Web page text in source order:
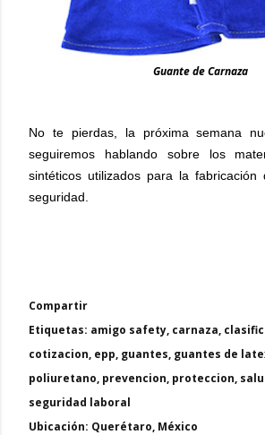
Guante de Carnaza
No te pierdas, la próxima semana
seguiremos hablando sobre los
sintéticos utilizados para la
seguridad.
Compartir
Etiquetas: amigo safety carnaza
cotizacion epp guantes guantes de
poliuretano prevencion proteccion
seguridad laboral
Ubicación: Querétaro, México